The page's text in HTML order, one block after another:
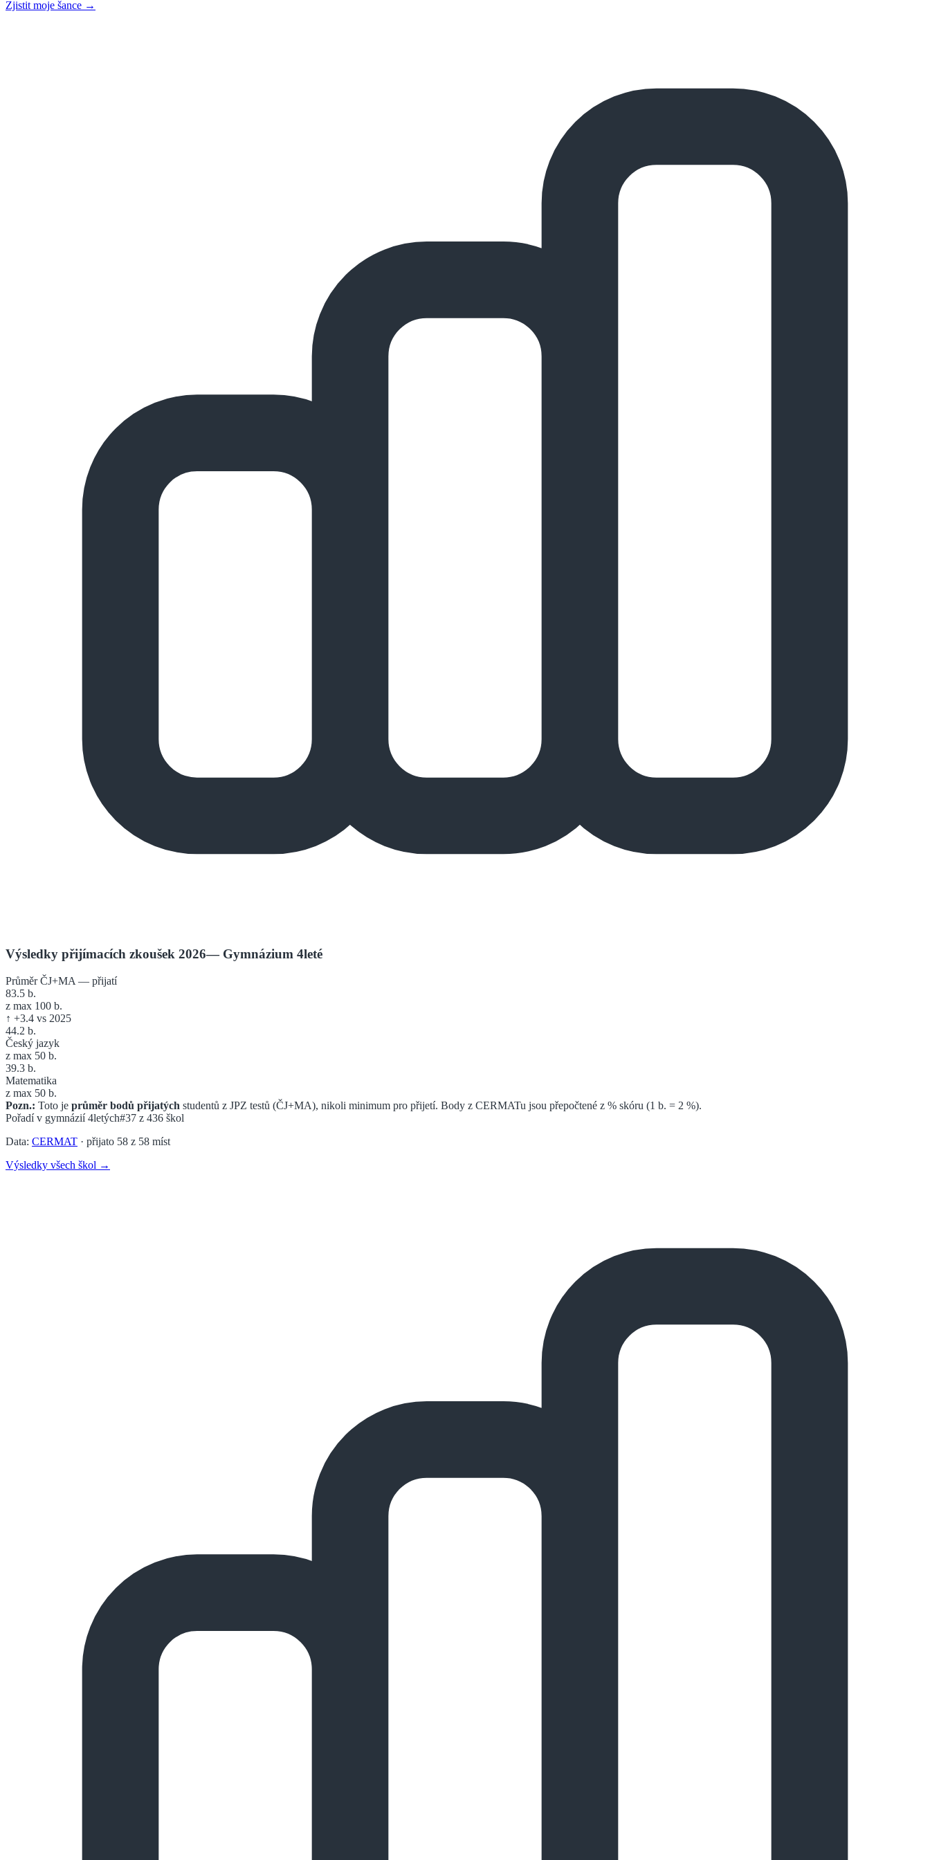
Zjistit moje šance →
Výsledky přijímacích zkoušek 2026— Gymnázium 4leté
Průměr ČJ+MA — přijatí
83.5 b.
z max 100 b.
↑ +3.4 vs 2025
44.2 b.
Český jazyk
z max 50 b.
39.3 b.
Matematika
z max 50 b.
Pozn.: Toto je průměr bodů přijatých studentů z JPZ testů (ČJ+MA), nikoli minimum pro přijetí. Body z CERMATu jsou přepočtené z % skóru (1 b. = 2 %).
Pořadí v gymnázií 4letých#37 z 436 škol
Data: CERMAT · přijato 58 z 58 míst
Výsledky všech škol →